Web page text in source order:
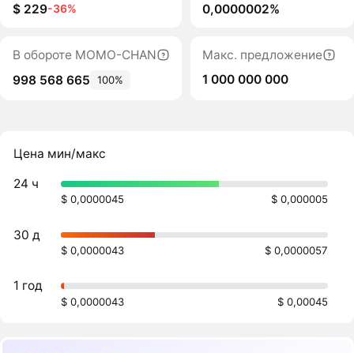
$ 229-36%
0,0000002%
В обороте MOMO-CHAN
998 568 665
100%
Макс. предложение
1 000 000 000
Цена мин/макс
24 ч
$ 0,0000045 $ 0,000005
30 д
$ 0,0000043 $ 0,0000057
1 год
$ 0,0000043 $ 0,00045